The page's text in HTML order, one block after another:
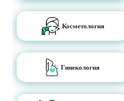
Косметология
Гинекология